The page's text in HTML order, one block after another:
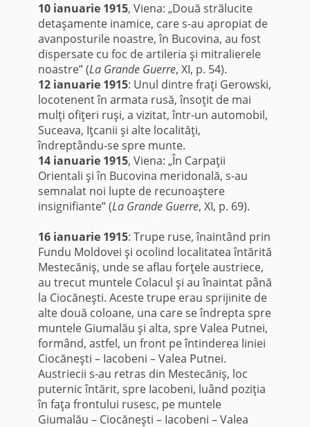
10 ianuarie 1915, Viena: „Două strălucite
detaşamente inamice, care s-au apropiat de
avanposturile noastre, în Bucovina, au fost
dispersate cu foc de artileria şi mitralierele
noastre” (La Grande Guerre, XI, p. 54).
12 ianuarie 1915: Unul dintre fraţi Gerowski,
locotenent în armata rusă, însoţit de mai
mulţi ofiţeri ruşi, a vizitat, într-un automobil,
Suceava, Iţcanii şi alte localităţi,
îndreptându-se spre munte.
14 ianuarie 1915, Viena: „În Carpaţii
Orientali şi în Bucovina meridonală, s-au
semnalat noi lupte de recunoaştere
insignifiante” (La Grande Guerre, XI, p. 69).
16 ianuarie 1915: Trupe ruse, înaintând prin
Fundu Moldovei şi ocolind localitatea întărită
Mestecăniş, unde se aflau forţele austriece,
au trecut muntele Colacul şi au înaintat până
la Ciocăneşti. Aceste trupe erau sprijinite de
alte două coloane, una care se îndrepta spre
muntele Giumalău şi alta, spre Valea Putnei,
formând, astfel, un front pe întinderea liniei
Ciocăneşti – Iacobeni – Valea Putnei.
Austriecii s-au retras din Mestecăniş, loc
puternic întărit, spre Iacobeni, luând poziţia
în faţa frontului rusesc, pe muntele
Giumalău – Ciocăneşti – Iacobeni – Valea